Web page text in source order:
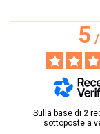
5/
Sulla base di 2
sottoposte a